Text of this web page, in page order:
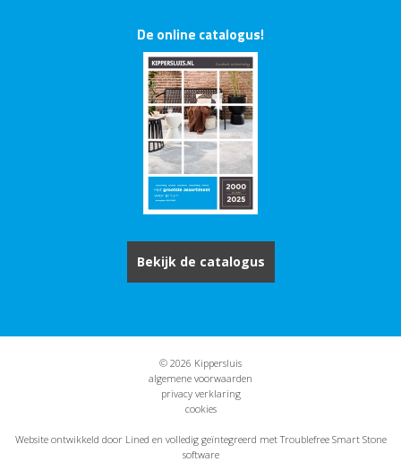
De online catalogus!
Bekijk de catalogus
© 2026 Kippersluis
algemene voorwaarden
privacy verklaring
cookies
Website ontwikkeld door Lined en volledig geïntegreerd met Troublefree Smart Stone
software